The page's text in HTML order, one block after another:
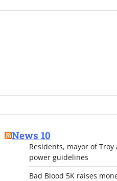
News 10
Residents, mayor of
power guidelines
Bad Blood 5K raises